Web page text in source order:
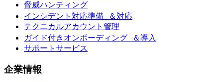
脅威ハンティング
インシデント対応準備 ＆対応
テクニカルアカウント管理
ガイド付きオンボーディング ＆導入
サポートサービス
企業情報